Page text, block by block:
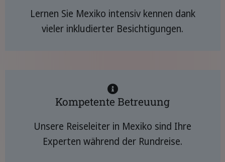
Lernen Sie Mexiko intensiv kennen dank
vieler inkludierter Besichtigungen.
Kompetente Betreuung
Unsere Reiseleiter in Mexiko sind Ihre
Experten während der Rundreise.